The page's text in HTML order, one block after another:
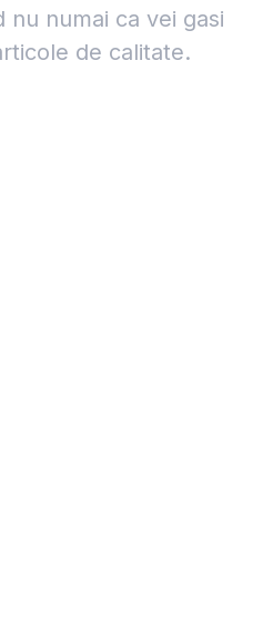
nu numai ca vei gasi
de calitate.